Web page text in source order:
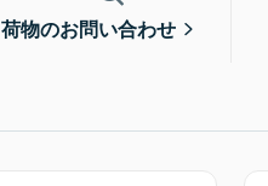
荷物のお問い合わせ